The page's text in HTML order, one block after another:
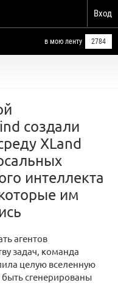
Вход
в мою ленту 2784
создали
XLand
интеллекта
им
агентов
задач, команда
целую вселенную
сгенерированы